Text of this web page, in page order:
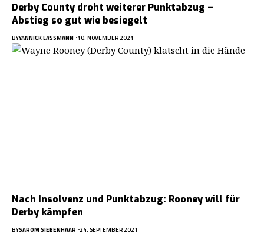
Derby County droht weiterer Punktabzug –
Abstieg so gut wie besiegelt
BYYANNICK LASSMANN 10. NOVEMBER 2021
Nach Insolvenz und Punktabzug: Rooney will für
Derby kämpfen
BYSAROM SIEBENHAAR 24. SEPTEMBER 2021